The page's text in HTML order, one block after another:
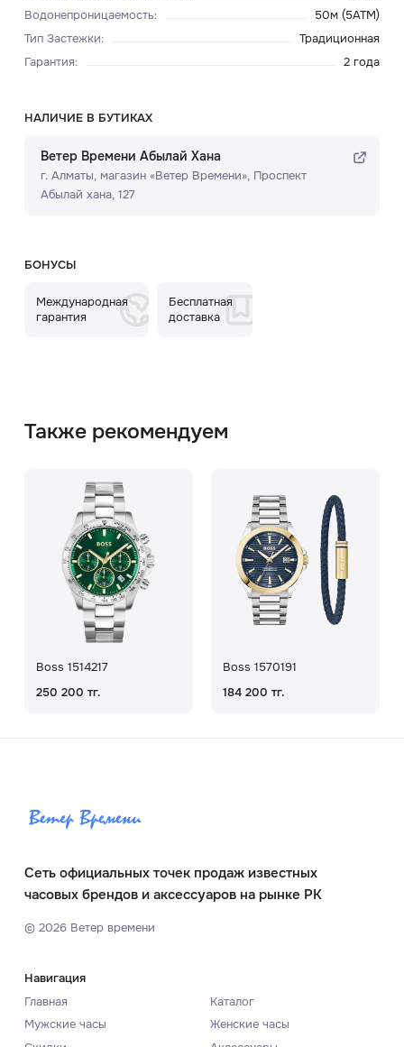
Водонепроницаемость:
50м (5ATM)
Тип Застежки:
Традиционная
Гарантия: 2 года
НАЛИЧИЕ В БУТИКАХ
Ветер Времени Абылай Хана
г. Алматы, ​магазин «Ветер Времени»​, Проспект
Абылай хана, 127
БОНУСЫ
Международная
гарантия
Бесплатная
доставка
Также рекомендуем
Boss 1514217
250 200 тг.
Boss 1570191
184 200 тг.
Сеть официальных точек продаж известных
часовых брендов и аксессуаров на рынке РК
© 2026Ветер времени
Навигация
Главная
Каталог
Мужские часы
Женские часы